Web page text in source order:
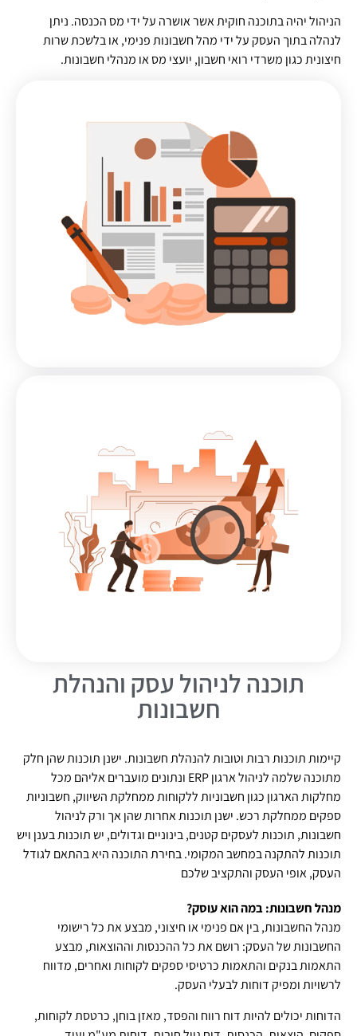
הניהול יהיה בתוכנה חוקית אשר אושרה על ידי מס הכנסה. ניתן
לנהלה בתוך העסק על ידי מהל חשבונות פנימי, או בלשכת שרות
חיצונית כגון משרדי רואי חשבון, יועצי מס או מנהלי חשבונות.
תוכנה לניהול עסק והנהלת
חשבונות
קיימות תוכנות רבות וטובות להנהלת חשבונות. ישנן תוכנות שהן חלק
מתוכנה שלמה לניהול ארגון ERP ונתונים מועברים אליהם מכל
מחלקות הארגון כגון חשבוניות ללקוחות ממחלקת השיווק, חשבוניות
ספקים ממחלקת רכש. ישנן תוכנות אחרות שהן אך ורק לניהול
חשבונות, תוכנות לעסקים קטנים, בינוניים וגדולים, יש תוכנות בענן ויש
תוכנות להתקנה במחשב המקומי. בחירת התוכנה היא בהתאם לגודל
העסק, אופי העסק והתקציב שלכם
מנהל חשבונות: במה הוא עוסק?
מנהל החשבונות, בין אם פנימי או חיצוני, מבצע את כל רישומי
החשבונות של העסק: רושם את כל ההכנסות וההוצאות, מבצע
התאמות בנקים והתאמות כרטיסי ספקים לקוחות ואחרים, מדווח
לרשויות ומפיק דוחות לבעלי העסק.
הדוחות יכולים להיות דוח רווח והפסד, מאזן בוחן, כרטסת לקוחות,